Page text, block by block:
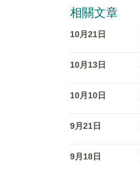
相關文章
10月21日
10月13日
10月10日
9月21日
9月18日